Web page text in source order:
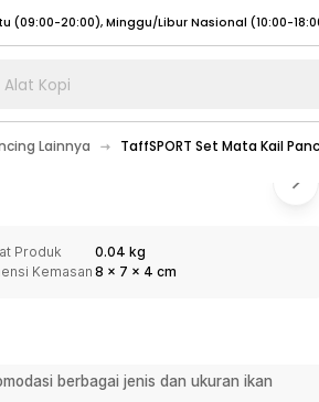
(07:00 - 20:00), Sabtu - Minggu (08:00 -
- 20:00), Sabtu - Minggu/ Libur Nasional
- 20:00), Sabtu - Minggu/ Libur Nasional
(09:00-20:00), Minggu/Libur Nasional (12:00-
(09:00-20:00), Minggu/Libur Nasional (12:00-
(07:00 - 20:00), Sabtu - Minggu (08:00 -
Alat Kopi
Lainnya TaffSPORT Set Mata Kail
Produk
0.04 kg
Kemasan 8 x 7 x 4 cm
berbagai jenis dan ukuran ikan